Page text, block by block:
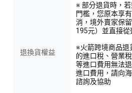
退換貨權益
※ 部分退貨時，
門檻，您原本享
消，境外賣家保
195元）並直接從
※火箭跨境商品退
的進口稅、營業
等進口費用無法
進口費用，請向
諮詢及協助